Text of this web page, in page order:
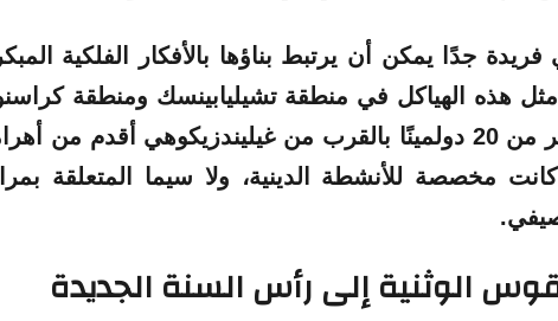
جدًا يمكن أن يرتبط بناؤها بالأفكار الفلكية
هذه الهياكل في منطقة تشيليابينسك ومنطقة
من غيليندزيك
وهي أقدم من
كانت مخصصة للأنشطة الدينية، ولا سيما المتعلقة
الوثنية إلى رأس السنة الجديدة